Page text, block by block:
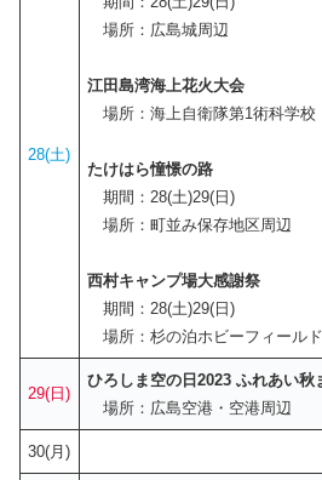
28(土)
場所：広島城周辺
江田島湾海上花火大会
場所：海上自衛隊第1術科学校
たけはら憧憬の路
期間：28(土)29(日)
場所：町並み保存地区周辺
西村キャンプ場大感謝祭
期間：28(土)29(日)
場所：杉の泊ホビーフィール
29(日)
ひろしま空の日2023 ふれあい秋
場所：広島空港・空港周辺
30(月)